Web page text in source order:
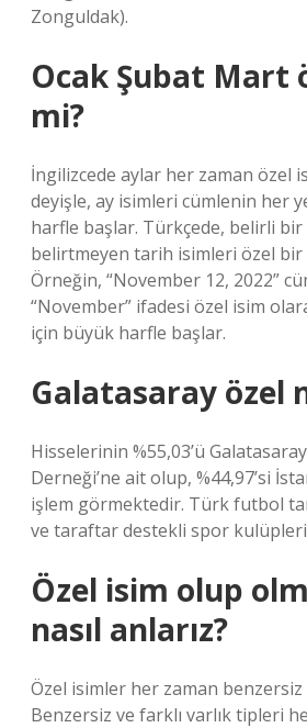
Zonguldak).
Ocak Şubat Mart
mi?
İngilizcede aylar her zaman özel
deyişle, ay isimleri cümlenin her
harfle başlar. Türkçede, belirli bir
belirtmeyen tarih isimleri özel bir
Örneğin, “November 12, 2022”
“November” ifadesi özel isim
için büyük harfle başlar.
Galatasaray özel
Hisselerinin %55,03’ü
Derneği’ne ait olup, %44,97’si
işlem görmektedir. Türk futbol
ve taraftar destekli spor
Özel isim olup
nasıl anlarız?
Özel isimler her zaman benzersiz
Benzersiz ve farklı varlık tipleri